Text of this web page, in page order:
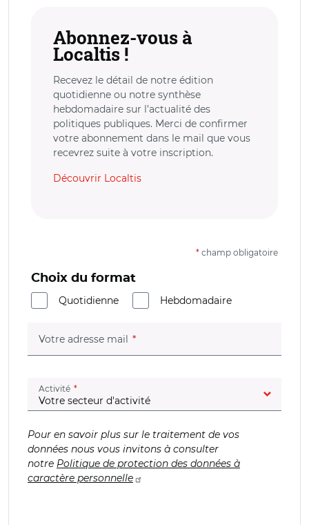
Abonnez-vous à
Localtis !
Recevez le détail de notre édition
quotidienne ou notre synthèse
hebdomadaire sur l’actualité des
politiques publiques. Merci de confirmer
votre abonnement dans le mail que vous
recevrez suite à votre inscription.
Découvrir Localtis
* champ obligatoire
Choix du format
Quotidienne
Hebdomadaire
Votre adresse mail (champ obligatoire)
Activité (champ obligatoire)
Pour en savoir plus sur le traitement de vos
données nous vous invitons à consulter
notre Politique de protection des données à
caractère personnelle